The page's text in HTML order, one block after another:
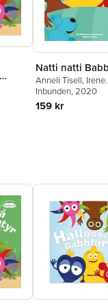
Natti natti
Anneli Tisell, Irene
Johansson
Inbunden, 2020
159 kr